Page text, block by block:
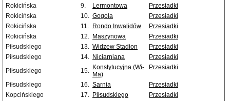
Rokicińska
9. Lermontowa
Przesiadki
Rokicińska
10. Gogola
Przesiadki
Rokicińska
11. Rondo Inwalidów
Przesiadki
Rokicińska
12. Maszynowa
Przesiadki
Piłsudskiego
13. Widzew Stadion
Przesiadki
Piłsudskiego
14. Niciarniana
Przesiadki
Piłsudskiego
15. Konstytucyjna (Wi-
Ma)
Przesiadki
Piłsudskiego 16. Sarnia
Przesiadki
Kopcińskiego
17. Piłsudskiego
Przesiadki